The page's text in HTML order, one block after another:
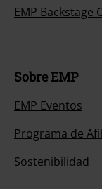
EMP Backstage
Sobre EMP
EMP Eventos
Programa de
Sostenibilidad